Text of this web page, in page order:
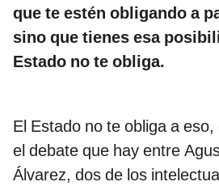
que te estén obligando a
sino que tienes esa
Estado no te obliga.
El Estado no te obliga a
el debate que hay entre
Álvarez, dos de los